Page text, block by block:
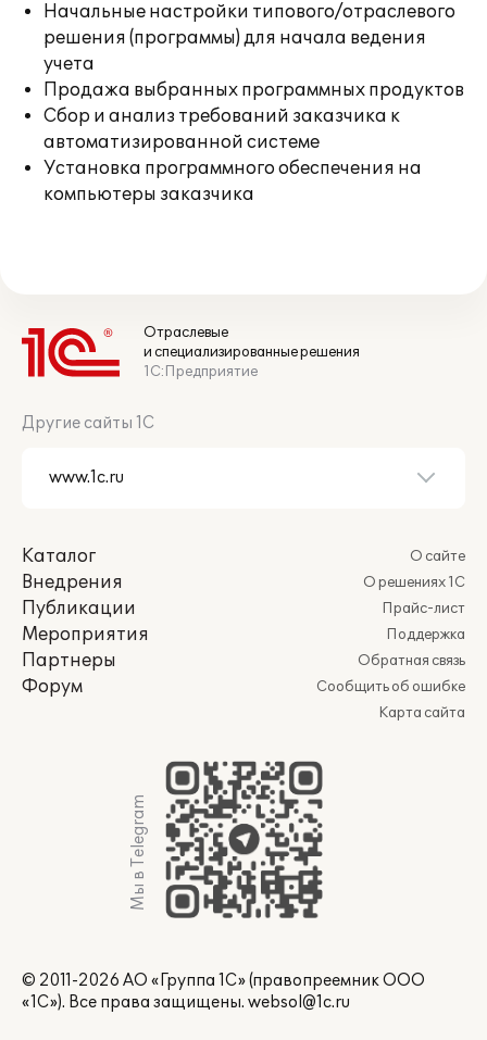
Начальные настройки типового/отраслевого
решения (программы) для начала ведения
учета
Продажа выбранных программных продуктов
Сбор и анализ требований заказчика к
автоматизированной системе
Установка программного обеспечения на
компьютеры заказчика
Отраслевые
и специализированные решения
1С:Предприятие
Другие сайты 1С
Каталог
Внедрения
Публикации
Мероприятия
Партнеры
Форум
О сайте
О решениях 1С
Прайс-лист
Поддержка
Обратная связь
Сообщить об ошибке
Карта сайта
Мы в Telegram
© 2011-2026 АО «Группа 1С» (правопреемник ООО
«1С»). Все права защищены. websol@1c.ru